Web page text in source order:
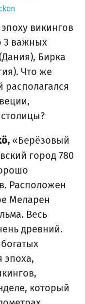
викингов
3 важных
Бирка
Что же
располагался
«Берёзовый
город 780
Расположен
Меларен
Весь
древний.
эпоха,
который